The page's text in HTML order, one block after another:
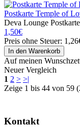
Postkarte Temple of
Deva Lounge
1,50€
Preis ohne Steuer:
Auf meinen
Neuer Vergleich
1 2 > >|
Zeige 1 bis 44 von 59
Kontakt